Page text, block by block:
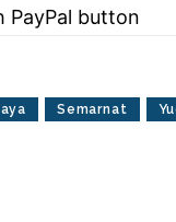
Semarnat